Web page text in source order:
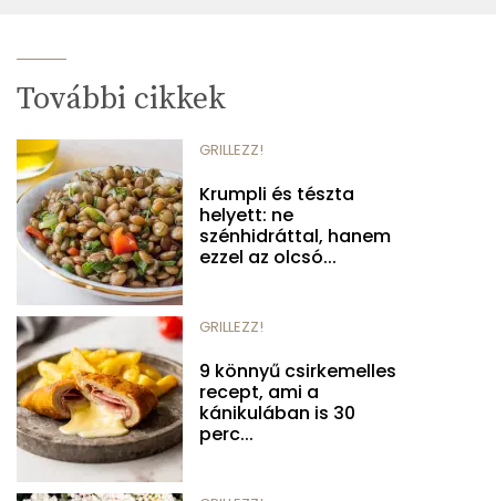
További cikkek
GRILLEZZ!
Krumpli és tészta
helyett: ne
szénhidráttal, hanem
ezzel az olcsó...
GRILLEZZ!
9 könnyű csirkemelles
recept, ami a
kánikulában is 30
perc...